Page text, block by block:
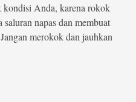
kondisi Anda, karena rokok
napas dan membuat
merokok dan jauhkan